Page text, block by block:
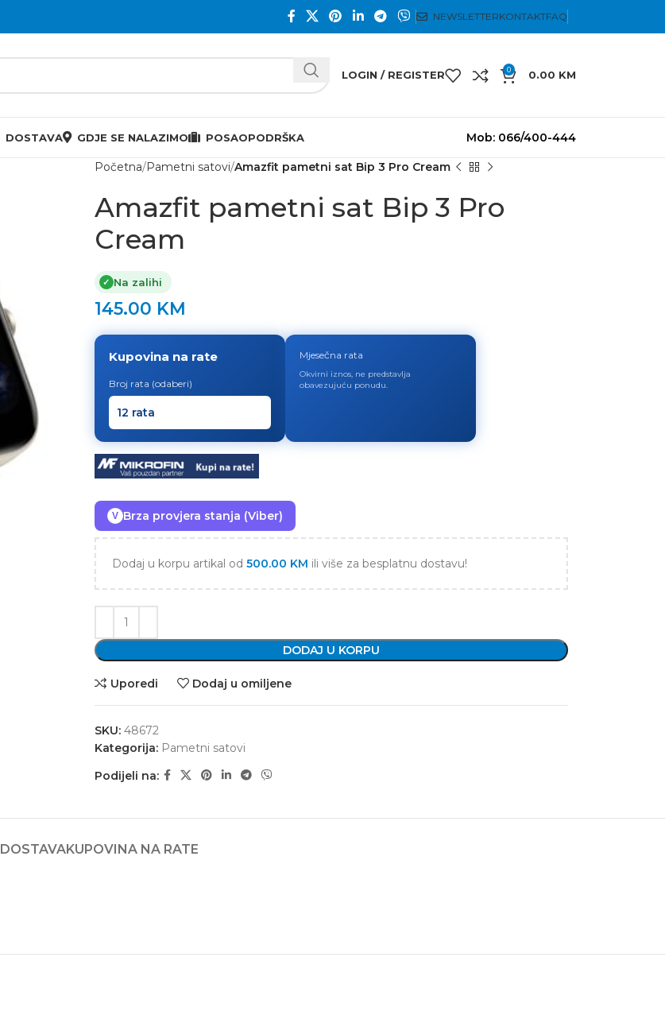
NEWSLETTERKONTAKTFAQ
LOGIN / REGISTER 0 0.00 KM
DOSTAVA GDJE SE NALAZIMO POSAOPODRŠKA Mob: 066/400-444
Početna Pametni satovi Amazfit pametni sat Bip 3 Pro Cream
Amazfit pametni sat Bip 3 Pro
Cream
✓ Na zalihi
145.00 KM
Kupovina na rate
Broj rata (odaberi)
Mjesečna rata
Okvirni iznos, ne predstavlja
obavezujuću ponudu.
V Brza provjera stanja (Viber)
Dodaj u korpu artikal od 500.00 KM ili više za besplatnu dostavu!
DODAJ U KORPU
Uporedi Dodaj u omiljene
SKU: 48672
Kategorija: Pametni satovi
Podijeli na:
DOSTAVAKUPOVINA NA RATE